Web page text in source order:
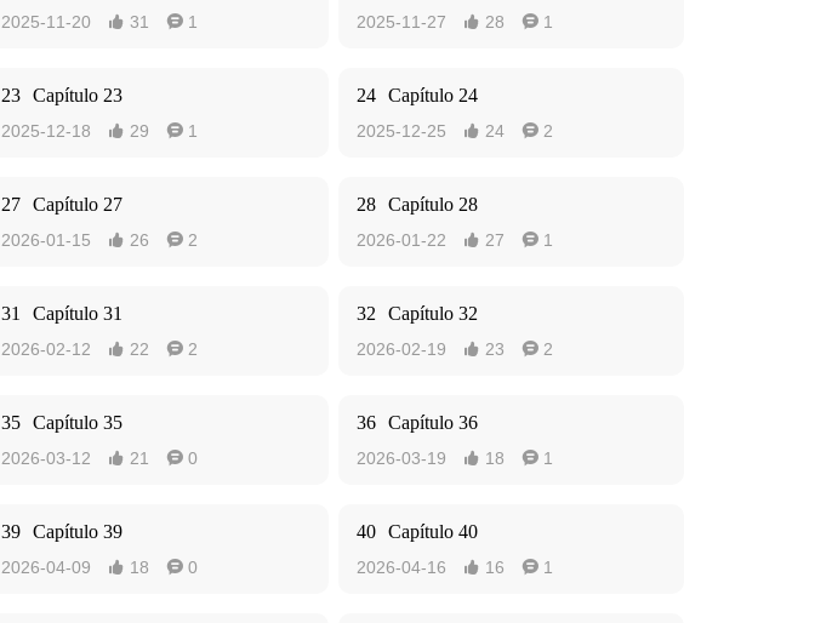
2025-11-20  31  1 2025-11-27  28  1
23 Capítulo 23
2025-12-18  29  1
24 Capítulo 24
2025-12-25  24  2
27 Capítulo 27
2026-01-15  26  2
28 Capítulo 28
2026-01-22  27  1
31 Capítulo 31
2026-02-12  22  2
32 Capítulo 32
2026-02-19  23  2
35 Capítulo 35
2026-03-12  21  0
36 Capítulo 36
2026-03-19  18  1
39 Capítulo 39
2026-04-09  18  0
40 Capítulo 40
2026-04-16  16  1